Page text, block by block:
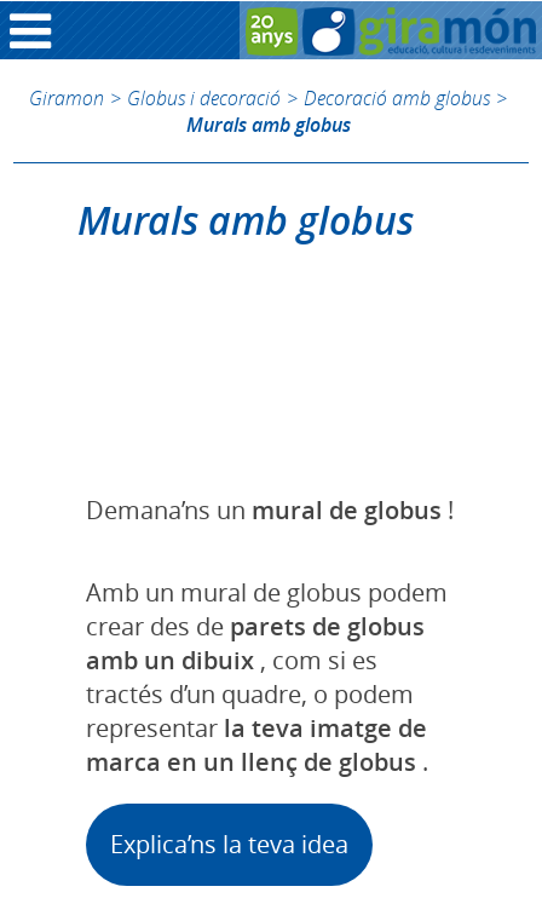
Giramon > Globus i decoració > Decoració amb globus >
Murals amb globus
Murals amb globus
Demana’ns un mural de globus !
Amb un mural de globus podem
crear des de parets de globus
amb un dibuix , com si es
tractés d’un quadre, o podem
representar la teva imatge de
marca en un llenç de globus .
Explica’ns la teva idea